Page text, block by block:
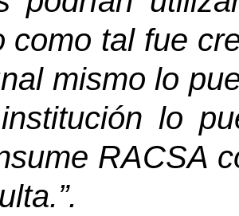
como tal fue
mismo lo
lo
RACSA